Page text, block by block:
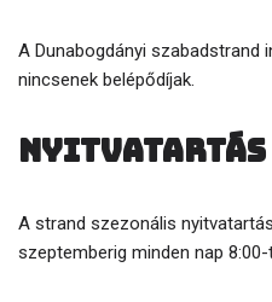
A Dunabogdányi szabadstrand
nincsenek belépődíjak.
Nyitvatartás
A strand szezonális
szeptemberig minden nap